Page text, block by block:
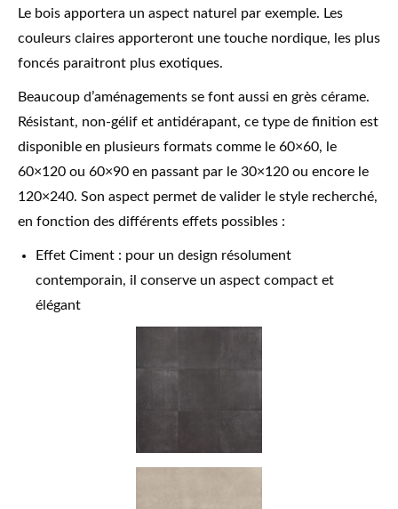
Le bois apportera un aspect naturel par exemple. Les
couleurs claires apporteront une touche nordique, les plus
foncés paraitront plus exotiques.
Beaucoup d’aménagements se font aussi en grès cérame.
Résistant, non-gélif et antidérapant, ce type de finition est
disponible en plusieurs formats comme le 60×60, le
60×120 ou 60×90 en passant par le 30×120 ou encore le
120×240. Son aspect permet de valider le style recherché,
en fonction des différents effets possibles :
Effet Ciment : pour un design résolument
contemporain, il conserve un aspect compact et
élégant